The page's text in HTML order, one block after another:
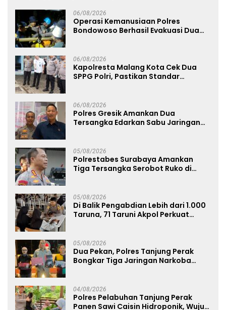
06/08/2026
Operasi Kemanusiaan Polres
Bondowoso Berhasil Evakuasi Dua
06/08/2026
Kapolresta Malang Kota Cek Dua
SPPG Polri, Pastikan Standar
06/08/2026
Polres Gresik Amankan Dua
Tersangka Edarkan Sabu Jaringan
05/08/2026
Polrestabes Surabaya Amankan
Tiga Tersangka Serobot Ruko di
05/08/2026
Di Balik Pengabdian Lebih dari 1.000
Taruna, 71 Taruni Akpol Perkuat
05/08/2026
Dua Pekan, Polres Tanjung Perak
Bongkar Tiga Jaringan Narkoba
04/08/2026
Polres Pelabuhan Tanjung Perak
Panen Sawi Caisin Hidroponik, Wujud